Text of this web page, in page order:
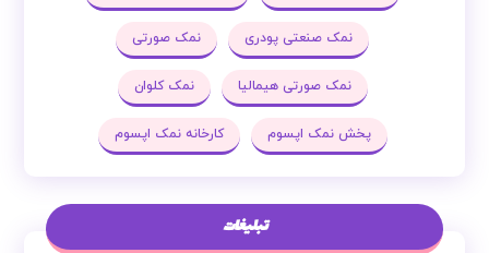
نمک صنعتی پودری نمک صورتی
نمک صورتی هیمالیا نمک کلوان
پخش نمک اپسوم کارخانه نمک اپسوم
تبلیغات